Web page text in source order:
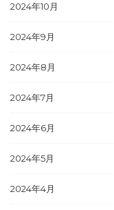
2024年10月
2024年9月
2024年8月
2024年7月
2024年6月
2024年5月
2024年4月